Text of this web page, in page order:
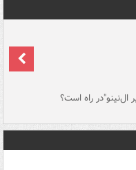
ال‌نینو"در راه است؟